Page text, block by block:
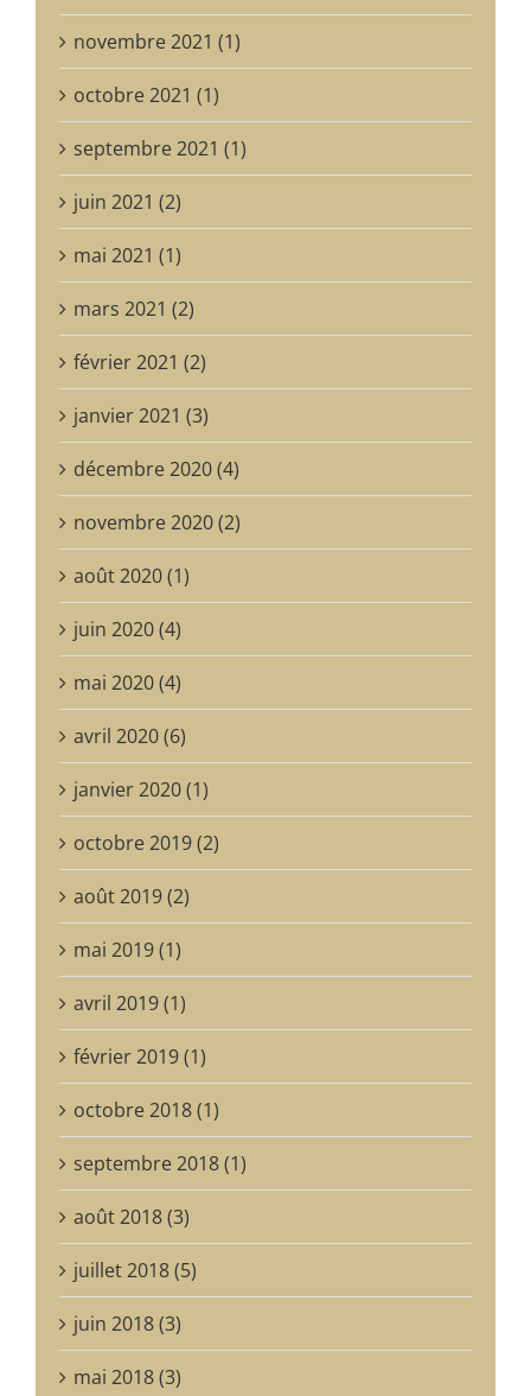
novembre 2021 (1)
octobre 2021 (1)
septembre 2021 (1)
juin 2021 (2)
mai 2021 (1)
mars 2021 (2)
février 2021 (2)
janvier 2021 (3)
décembre 2020 (4)
novembre 2020 (2)
août 2020 (1)
juin 2020 (4)
mai 2020 (4)
avril 2020 (6)
janvier 2020 (1)
octobre 2019 (2)
août 2019 (2)
mai 2019 (1)
avril 2019 (1)
février 2019 (1)
octobre 2018 (1)
septembre 2018 (1)
août 2018 (3)
juillet 2018 (5)
juin 2018 (3)
mai 2018 (3)